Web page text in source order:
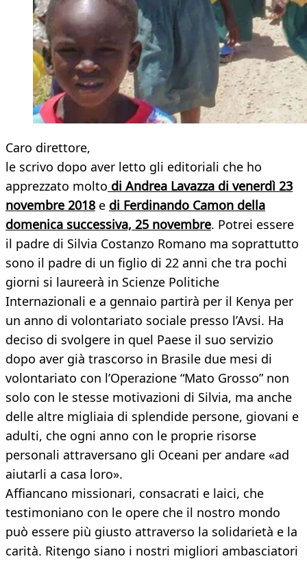
Caro direttore,
le scrivo dopo aver letto gli editoriali che ho
apprezzato molto di Andrea Lavazza di venerdì 23
novembre 2018e di Ferdinando Camon della
domenica successiva, 25 novembre. Potrei essere
il padre di Silvia Costanzo Romano ma soprattutto
sono il padre di un figlio di 22 anni che tra pochi
giorni si laureerà in Scienze Politiche
Internazionali e a gennaio partirà per il Kenya per
un anno di volontariato sociale presso l’Avsi. Ha
deciso di svolgere in quel Paese il suo servizio
dopo aver già trascorso in Brasile due mesi di
volontariato con l’Operazione “Mato Grosso” non
solo con le stesse motivazioni di Silvia, ma anche
delle altre migliaia di splendide persone, giovani e
adulti, che ogni anno con le proprie risorse
personali attraversano gli Oceani per andare «ad
aiutarli a casa loro».
Affiancano missionari, consacrati e laici, che
testimoniano con le opere che il nostro mondo
può essere più giusto attraverso la solidarietà e la
carità. Ritengo siano i nostri migliori ambasciatori